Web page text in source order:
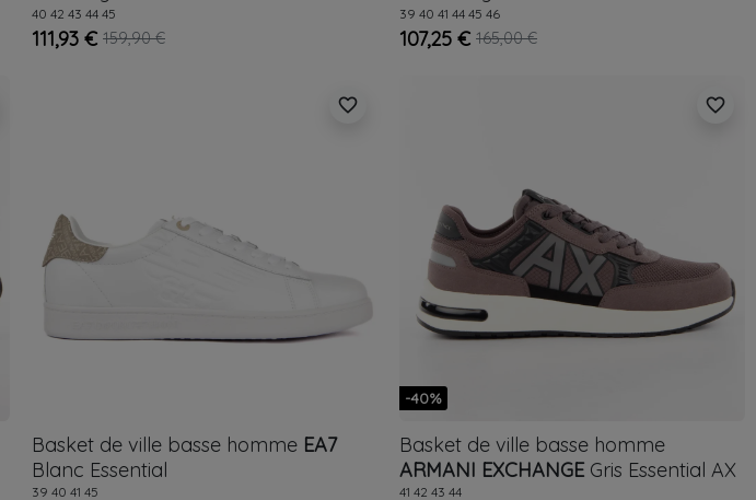
40 42 43 44 45
111,93 € 159,90 €
39 40 41 44 45 46
107,25 € 165,00 €
favorite_border
Basket de ville basse homme EA7
Blanc Essential
39 40 41 45
favorite_border
-40%
Basket de ville basse homme
ARMANI EXCHANGE Gris Essential AX
41 42 43 44